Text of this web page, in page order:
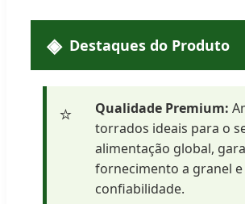
Destaques do Produto
⭐ Qualidade Premium:
torrados ideais para o
alimentação global,
fornecimento a granel e
confiabilidade.